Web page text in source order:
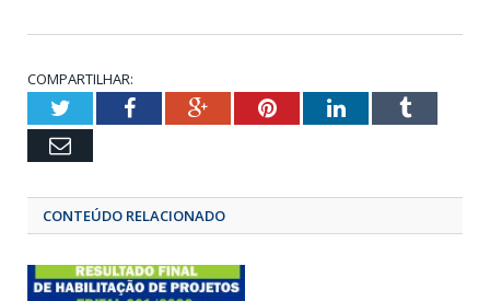
COMPARTILHAR:
TwitterFacebookGoogle+Pinterest
LinkedIn
Email
CONTEÚDO RELACIONADO